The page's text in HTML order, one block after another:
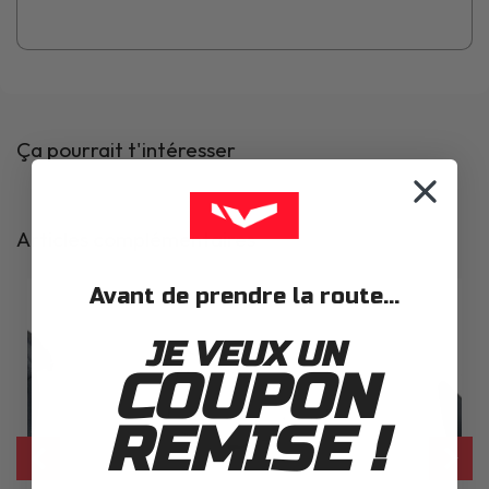
Ça pourrait t'intéresser
Articles complémentaires
Avant de prendre la route...
JE VEUX UN
COUPON
REMISE !